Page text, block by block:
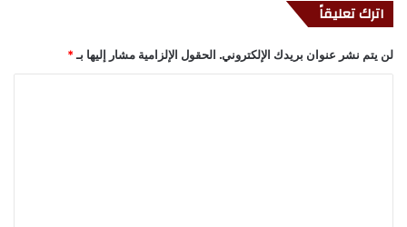
اترك تعليقاً
لن يتم نشر عنوان بريدك الإلكتروني. الحقول الإلزامية مشار إليها بـ *